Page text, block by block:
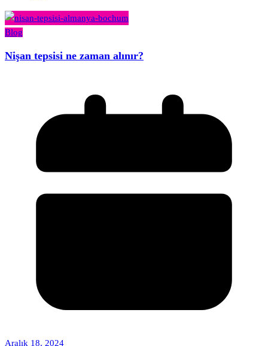
Blog
Nişan tepsisi ne zaman alınır?
Aralık 18, 2024